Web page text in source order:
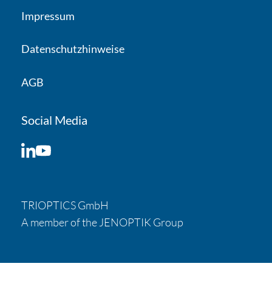
Ihr Anliegen
Nachricht
Impressum
Datenschutzhinweise
AGB
Social Media
LinkedIn
YouTube
TRIOPTICS GmbH
A member of the JENOPTIK Group